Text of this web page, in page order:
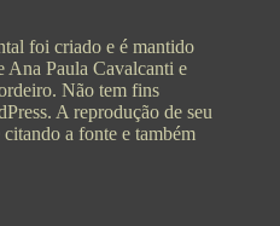
foi criado e é mantido
Ana Paula Cavalcanti e
Não tem fins
A reprodução de seu
a fonte e também